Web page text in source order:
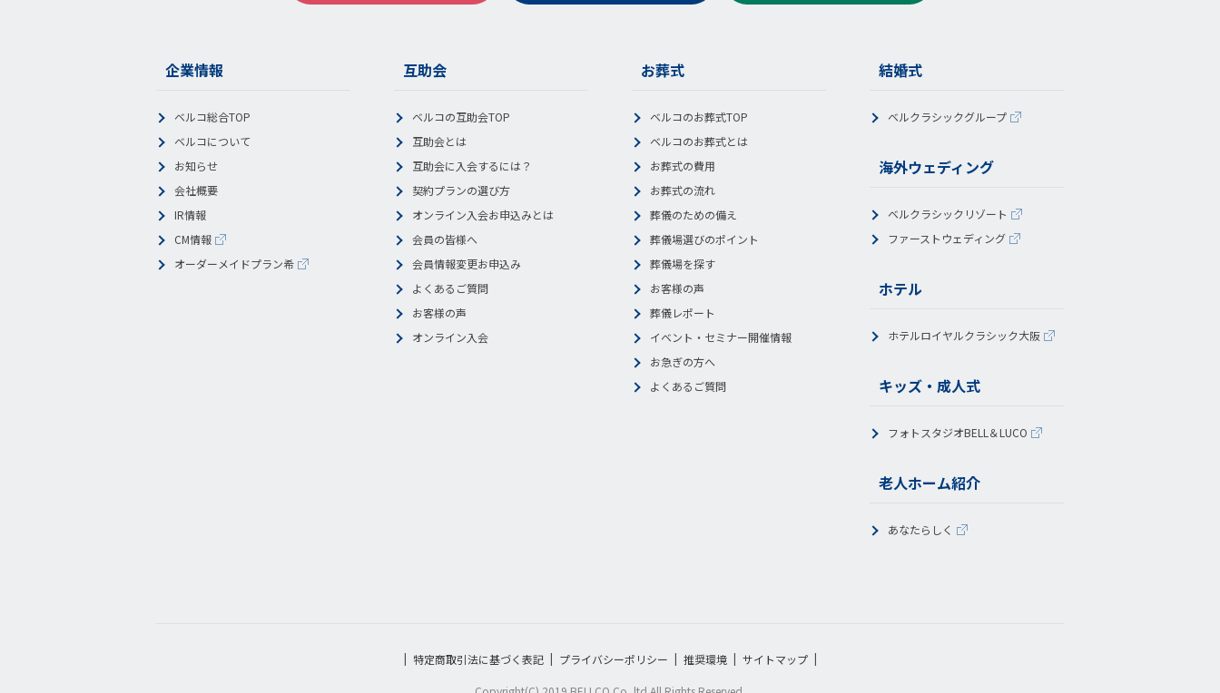
企業情報
ベルコ総合TOP
ベルコについて
お知らせ
会社概要
IR情報
CM情報
オーダーメイドプラン希
互助会
ベルコの互助会TOP
互助会とは
互助会に入会するには？
契約プランの選び方
オンライン入会お申込みとは
会員の皆様へ
会員情報変更お申込み
よくあるご質問
お客様の声
オンライン入会
お葬式
ベルコのお葬式TOP
ベルコのお葬式とは
お葬式の費用
お葬式の流れ
葬儀のための備え
葬儀場選びのポイント
葬儀場を探す
お客様の声
葬儀レポート
イベント・セミナー開催情報
お急ぎの方へ
よくあるご質問
結婚式
ベルクラシックグループ
海外ウェディング
ベルクラシックリゾート
ファーストウェディング
ホテル
ホテルロイヤルクラシック大阪
キッズ・成人式
フォトスタジオBELL＆LUCO
老人ホーム紹介
あなたらしく
特定商取引法に基づく表記 プライバシーポリシー 推奨環境 サイトマップ